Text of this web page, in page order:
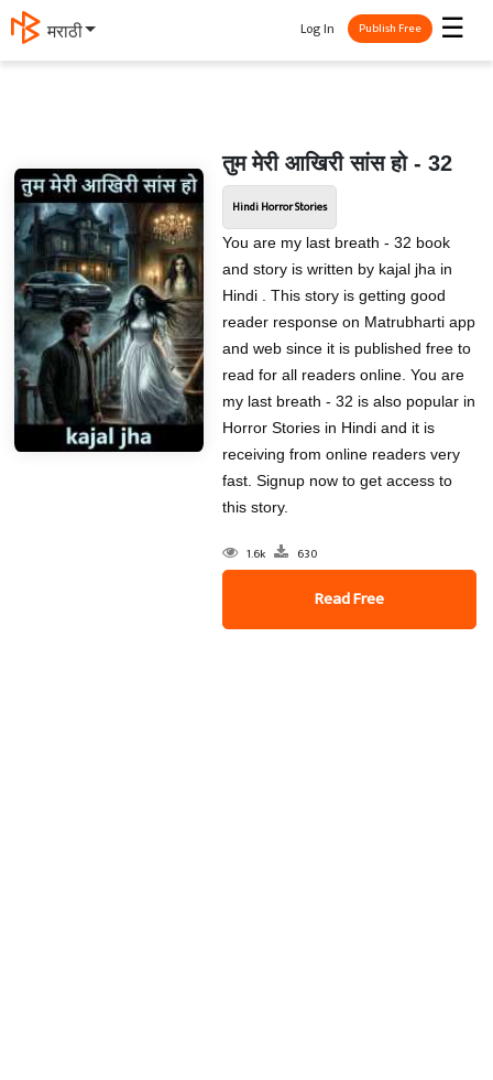
मराठी ☰
Log In Publish Free
तुम मेरी आखिरी सांस हो - 32
Hindi Horror Stories
You are my last breath - 32 book
and story is written by kajal jha in
Hindi . This story is getting good
reader response on Matrubharti app
and web since it is published free to
read for all readers online. You are
my last breath - 32 is also popular in
Horror Stories in Hindi and it is
receiving from online readers very
fast. Signup now to get access to
this story.
1.6k 630
Read Free